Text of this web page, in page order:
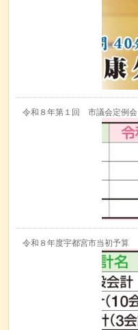
令和８年第１回 市議会定例会
令和８年度宇都宮市当初予算